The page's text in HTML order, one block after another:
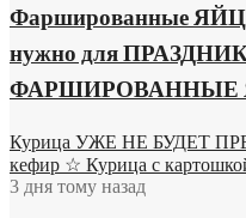
Фаршированные
нужно для
ФАРШИРОВАННЫЕ
Курица УЖЕ НЕ БУДЕТ
кефир ☆ Курица с
3 дня тому назад